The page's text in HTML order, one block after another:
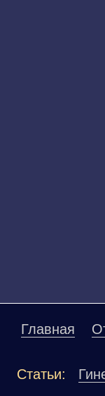
Главная
Статьи: